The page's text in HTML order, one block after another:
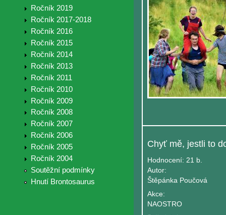
Ročník 2019
Ročník 2017-2018
Ročník 2016
Ročník 2015
Ročník 2014
Ročník 2013
Ročník 2011
Ročník 2010
Ročník 2009
Ročník 2008
Ročník 2007
Ročník 2006
Ročník 2005
Ročník 2004
Soutěžní podmínky
Hnutí Brontosaurus
Hodnocení: 21 b.
Autor:
Štěpánka Poučová
Akce:
NAOSTRO